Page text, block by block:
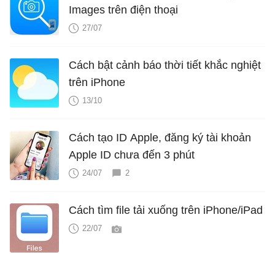
Images trên điện thoại
27/07
Cách bật cảnh báo thời tiết khắc nghiệt
trên iPhone
13/10
Cách tạo ID Apple, đăng ký tài khoản
Apple ID chưa đến 3 phút
24/07 2
Cách tìm file tải xuống trên iPhone/iPad
22/07